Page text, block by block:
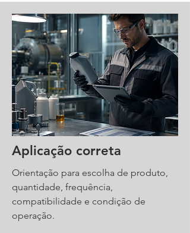
Aplicação correta
Orientação para escolha de produto,
quantidade, frequência,
compatibilidade e condição de
operação.